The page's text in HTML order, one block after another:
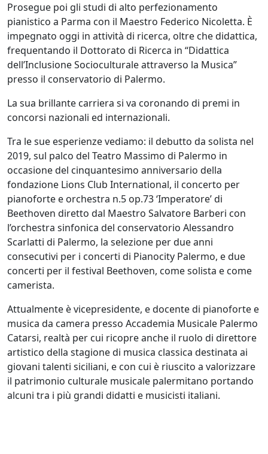
Prosegue poi gli studi di alto perfezionamento
pianistico a Parma con il Maestro Federico Nicoletta. È
impegnato oggi in attività di ricerca, oltre che didattica,
frequentando il Dottorato di Ricerca in “Didattica
dell’Inclusione Socioculturale attraverso la Musica”
presso il conservatorio di Palermo.
La sua brillante carriera si va coronando di premi in
concorsi nazionali ed internazionali.
Tra le sue esperienze vediamo: il debutto da solista nel
2019, sul palco del Teatro Massimo di Palermo in
occasione del cinquantesimo anniversario della
fondazione Lions Club International, il concerto per
pianoforte e orchestra n.5 op.73 ‘Imperatore’ di
Beethoven diretto dal Maestro Salvatore Barberi con
l’orchestra sinfonica del conservatorio Alessandro
Scarlatti di Palermo, la selezione per due anni
consecutivi per i concerti di Pianocity Palermo, e due
concerti per il festival Beethoven, come solista e come
camerista.
Attualmente è vicepresidente, e docente di pianoforte e
musica da camera presso Accademia Musicale Palermo
Catarsi, realtà per cui ricopre anche il ruolo di direttore
artistico della stagione di musica classica destinata ai
giovani talenti siciliani, e con cui è riuscito a valorizzare
il patrimonio culturale musicale palermitano portando
alcuni tra i più grandi didatti e musicisti italiani.